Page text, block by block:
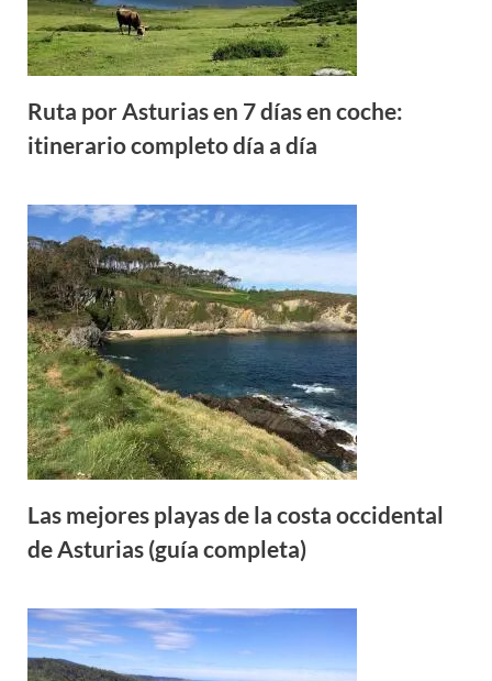
Ruta por Asturias en 7 días en coche:
itinerario completo día a día
Las mejores playas de la costa occidental
de Asturias (guía completa)